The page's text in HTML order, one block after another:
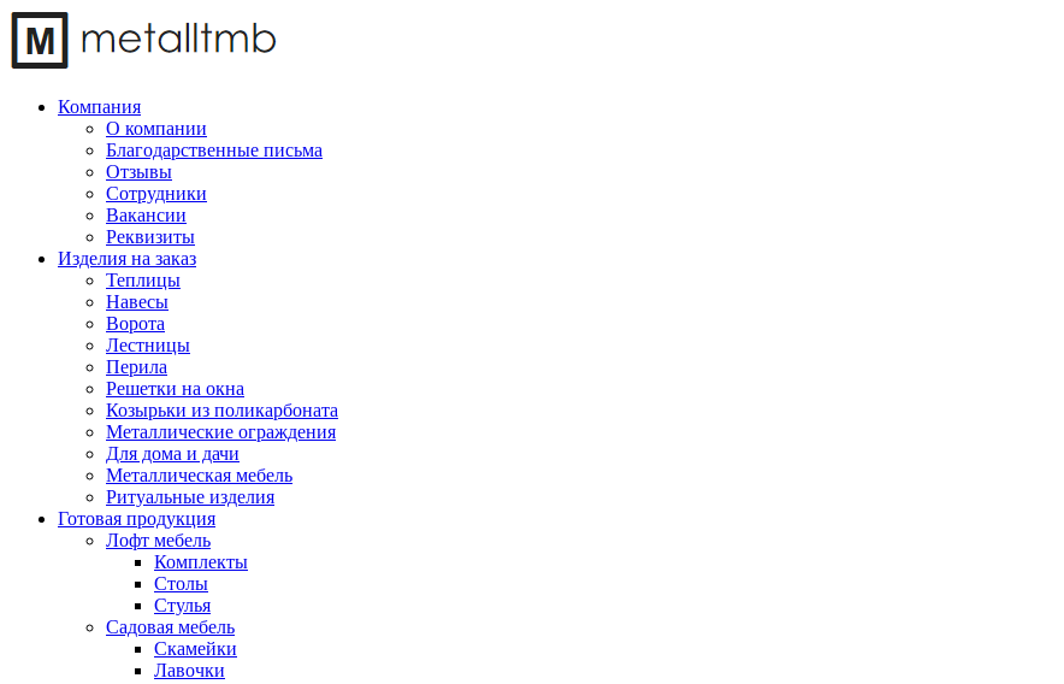
Компания
О компании
Благодарственные письма
Отзывы
Сотрудники
Вакансии
Реквизиты
Изделия на заказ
Теплицы
Навесы
Ворота
Лестницы
Перила
Решетки на окна
Козырьки из поликарбоната
Металлические ограждения
Для дома и дачи
Металлическая мебель
Ритуальные изделия
Готовая продукция
Лофт мебель
Комплекты
Столы
Стулья
Садовая мебель
Скамейки
Лавочки